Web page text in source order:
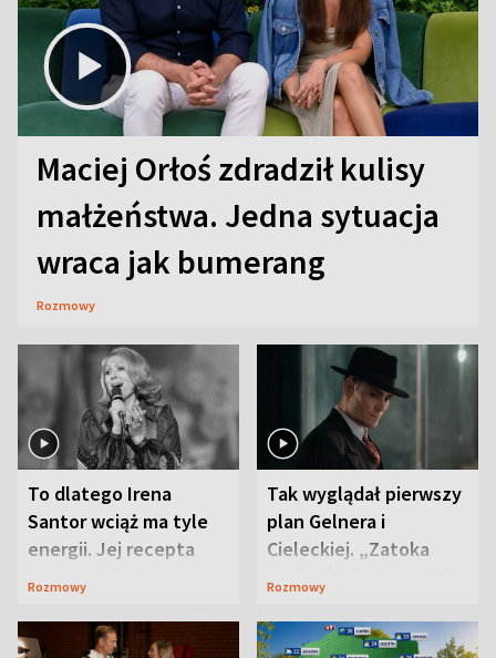
Maciej Orłoś zdradził kulisy
małżeństwa. Jedna sytuacja
wraca jak bumerang
Rozmowy
To dlatego Irena
Santor wciąż ma tyle
energii. Jej recepta
jest zaskakująco
Rozmowy
Tak wyglądał pierwszy
plan Gelnera i
Cieleckiej. „Zatoka
szpiegów” od razu ich
Rozmowy